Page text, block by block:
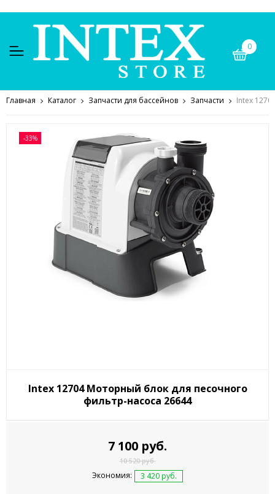
0
Главная Каталог Запчасти для бассейнов Запчасти Intex
-33%
Intex 12704 Моторный блок для песочного
фильтр-насоса 26644
7 100 руб.
10 520 руб.
Экономия: 3 420 руб.